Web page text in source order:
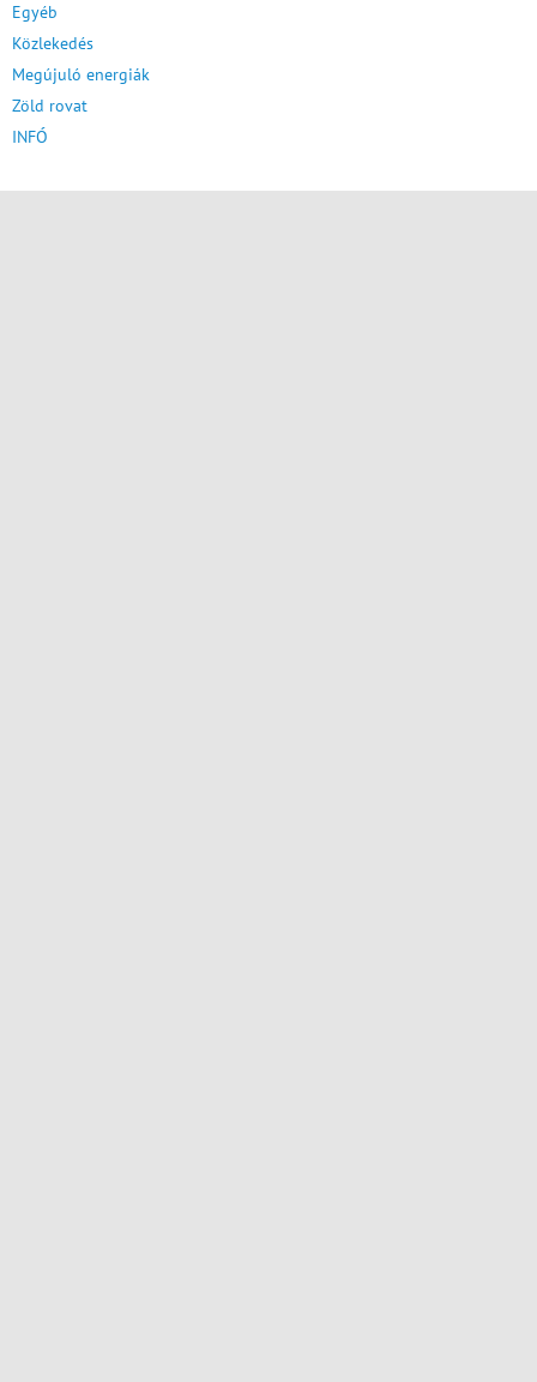
Egyéb
Közlekedés
Megújuló energiák
Zöld rovat
INFÓ